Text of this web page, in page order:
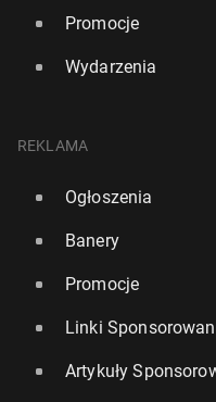
Promocje
Wydarzenia
REKLAMA
Ogłoszenia
Banery
Promocje
Linki
Artykuły